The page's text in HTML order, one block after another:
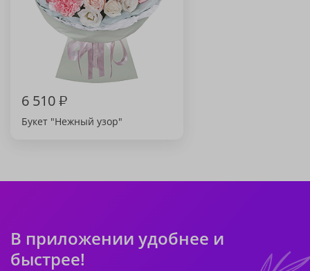
6 510₽
Букет "Нежный узор"
В приложении удобнее и
быстрее!